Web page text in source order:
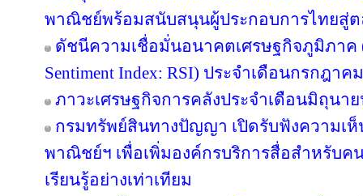
พาณิชย์พร้อมสนับสนุนผู้ประกอบการไทยสู่
ดัชนีความเชื่อมั่นอนาคตเศรษฐกิจภูมิภาค
Sentiment Index: RSI) ประจำเดือนกรกฎาค
ภาวะเศรษฐกิจการคลังประจำเดือนมิถุนาย
กรมทรัพย์สินทางปัญญา เปิดรับฟังความเห็
พาณิชย์ฯ เพื่อเพิ่มองค์กรบริการสื่อสำหรับค
เรียนรู้อย่างเท่าเทียม